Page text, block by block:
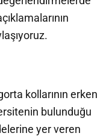
kollarının erken
bulunduğu
yer veren